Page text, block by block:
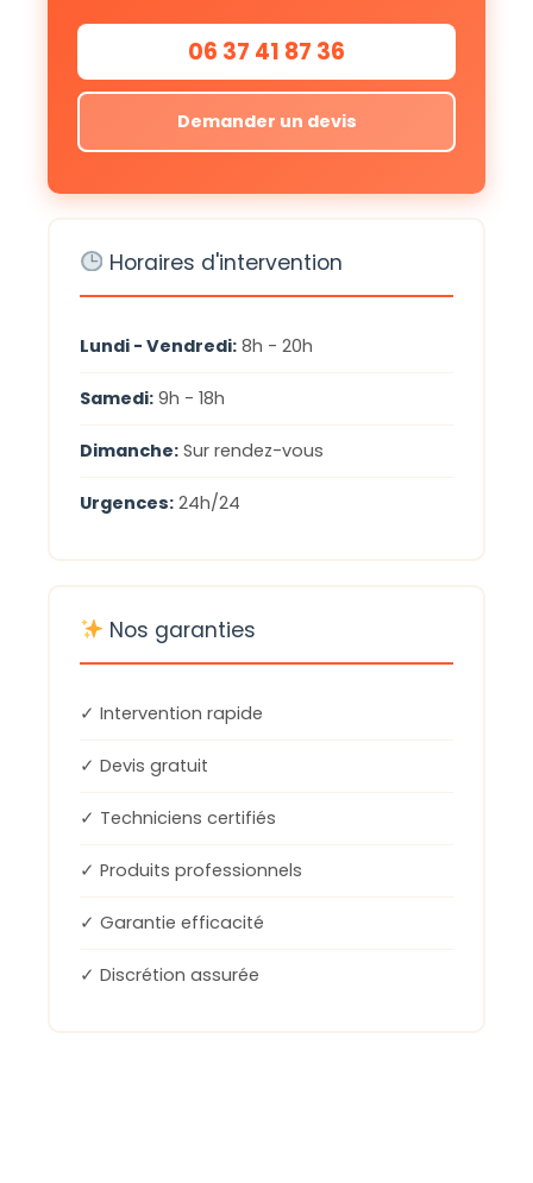
06 37 41 87 36
Demander un devis
Horaires d'intervention
Lundi - Vendredi: 8h - 20h
Samedi: 9h - 18h
Dimanche: Sur rendez-vous
Urgences: 24h/24
Nos garanties
✓ Intervention rapide
✓ Devis gratuit
✓ Techniciens certifiés
✓ Produits professionnels
✓ Garantie efficacité
✓ Discrétion assurée